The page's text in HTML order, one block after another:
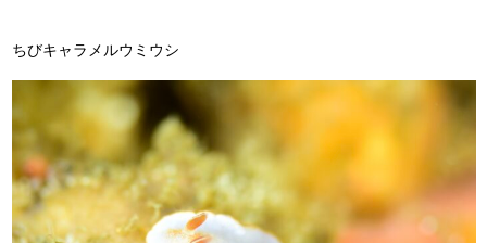
ちびキャラメルウミウシ